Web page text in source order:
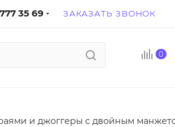
35 69 ЗАКАЗАТЬ ЗВОНОК
0
и джоггеры с двойным